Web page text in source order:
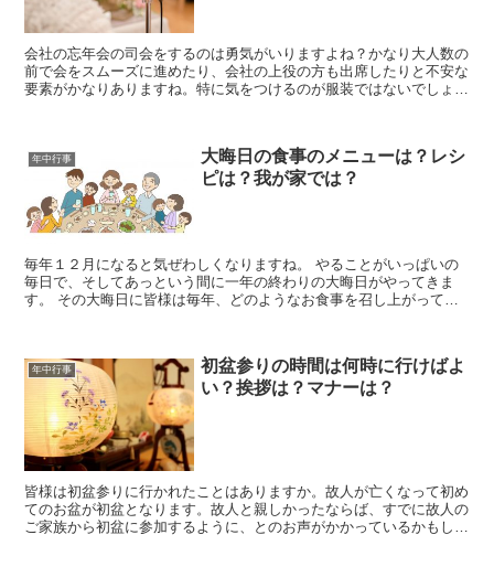
会社の忘年会の司会をするのは勇気がいりますよね？かなり大人数の
前で会をスムーズに進めたり、会社の上役の方も出席したりと不安な
要素がかなりありますね。特に気をつけるのが服装ではないでしょう
年中行事
大晦日の食事のメニューは？レシ
ピは？我が家では？
毎年１２月になると気ぜわしくなりますね。 やることがいっぱいの
毎日で、そしてあっという間に一年の終わりの大晦日がやってきま
す。 その大晦日に皆様は毎年、どのようなお食事を召し上がってい
年中行事
初盆参りの時間は何時に行けばよ
い？挨拶は？マナーは？
皆様は初盆参りに行かれたことはありますか。故人が亡くなって初め
てのお盆が初盆となります。故人と親しかったならば、すでに故人の
ご家族から初盆に参加するように、とのお声がかかっているかもしれ